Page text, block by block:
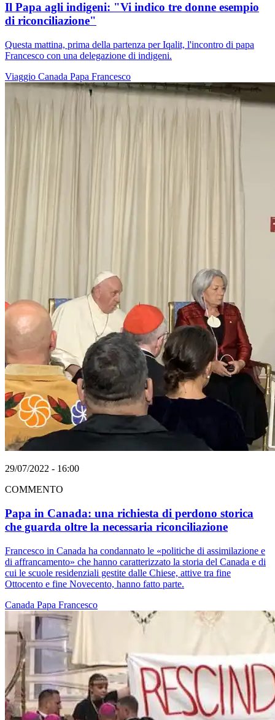
Il Papa agli indigeni: "Vi indico tre donne esempio
di riconciliazione"
Questa mattina, prima della partenza per Iqalit, l'incontro di papa
Francesco con una delegazione di indigeni.
Viaggio Canada Papa Francesco
29/07/2022 - 16:00
COMMENTO
Papa in Canada: una richiesta di perdono storica
che guarda oltre la necessaria riconciliazione
Francesco in Canada ha condannato le «politiche di assimilazione e
di affrancamento» che hanno caratterizzato la storia del Canada e di
cui le scuole residenziali gestite dalle Chiese, attive tra fine
Ottocento e fine Novecento, hanno fatto parte.
Canada Papa Francesco